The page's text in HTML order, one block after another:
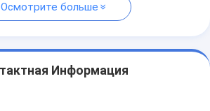
Осмотрите больше
Информация